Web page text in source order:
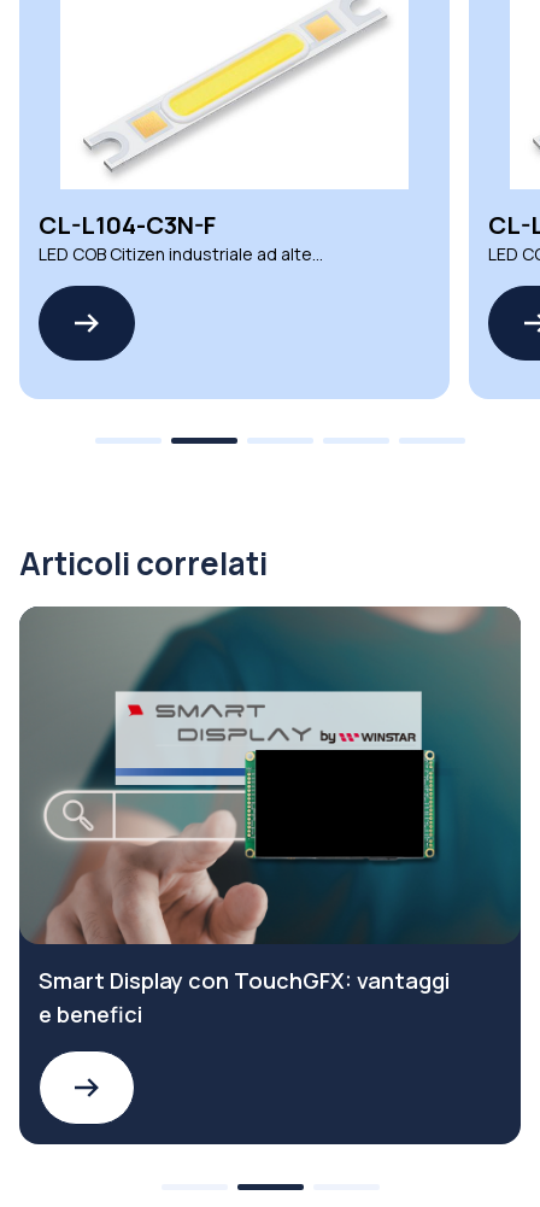
CL-L104-C3N-F
LED COB Citizen industriale ad alte
CL-
LED
Articoli correlati
Smart Display con TouchGFX: vantaggi
e benefici